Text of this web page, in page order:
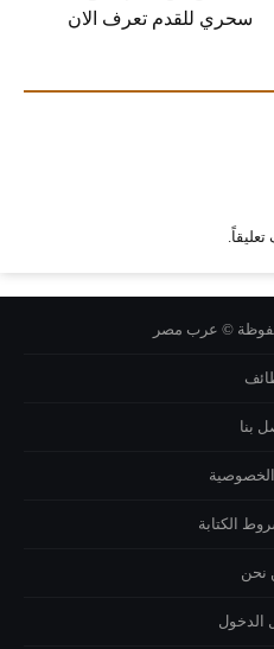
سحري للقدم تعرف الان
© عرب مصر
بنا
الكتابة
نحن
الدخول